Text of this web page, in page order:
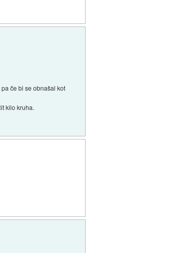
če bi se obnašal kot
kilo kruha.